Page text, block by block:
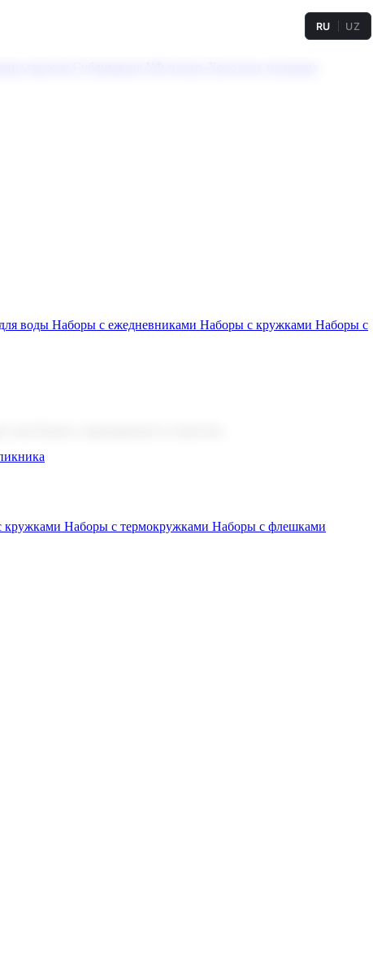
RU UZ
воды Наборы с ежедневниками Наборы с кружками Наборы с
бизнеса, мероприятия и клиентов.
кружками Наборы с термокружками Наборы с флешками